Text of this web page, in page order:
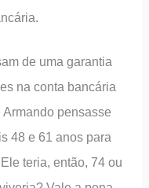
de uma garantia
na conta bancária
pensasse
48 e 61 anos para
teria, então, 74 ou